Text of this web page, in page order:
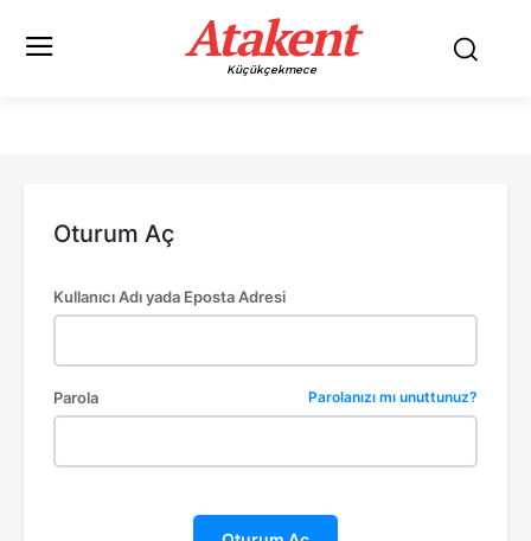
Atakent
Küçükçekmece
Oturum Aç
Kullanıcı Adı yada Eposta Adresi
Parola Parolanızı mı unuttunuz?